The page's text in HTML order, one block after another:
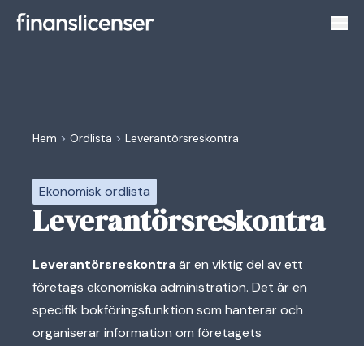
Hem > Ordlista > Leverantörsreskontra
Ekonomisk ordlista
Leverantörsreskontra
Leverantörsreskontraär en viktig del av ett
företags ekonomiska administration. Det är en
specifik bokföringsfunktion som hanterar och
organiserar information om företagets